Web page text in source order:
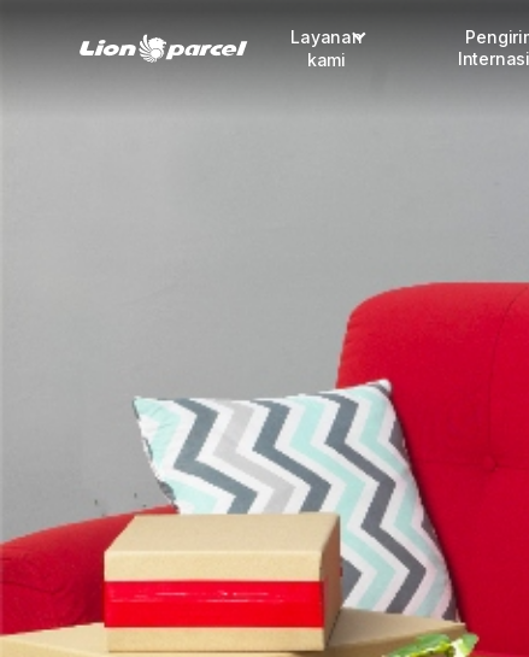
Layanan
kami
Korporasi
Daftar jadi Mitra
Lacak pendaftaran Mitra